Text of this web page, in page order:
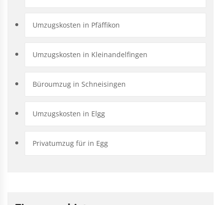
Umzugskosten in Pfäffikon
Umzugskosten in Kleinandelfingen
Büroumzug in Schneisingen
Umzugskosten in Elgg
Privatumzug für in Egg